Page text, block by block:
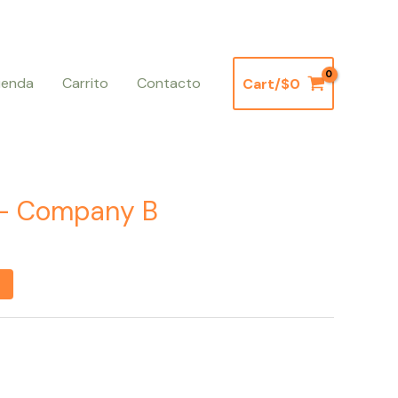
Carrito Contacto Cart/$0
Company B